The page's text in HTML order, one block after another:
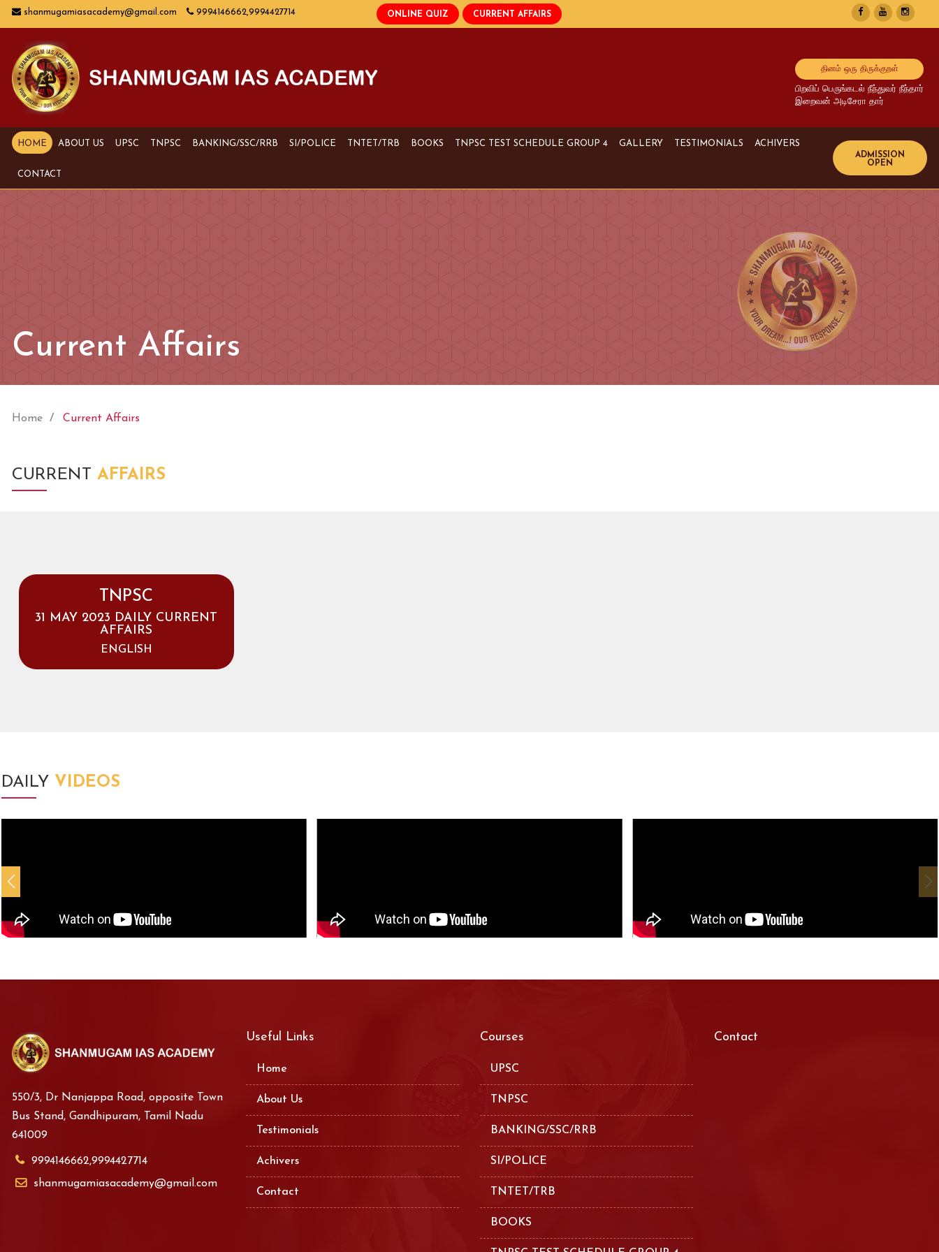
shanmugamiasacademy@gmail.com 9994146662,9994427714
தினம் ஒரு திருக்குறள்
பிறவிப் பெருங்கடல் நீந்துவர் நீந்தார்
இறைவன் அடிசேரா தார்
HOME ABOUT US UPSC TNPSC BANKING/SSC/RRB SI/POLICE TNTET/TRB BOOKS TNPSC TEST SCHEDULE GROUP 4 GALLERY TESTIMONIALS ACHIVERS
Bank Achivers
SI Achivers
TET Achivers
CONTACT
Current Affairs
Home Current Affairs
CURRENT AFFAIRS
TNPSC
31 MAY 2023 DAILY CURRENT
AFFAIRS
ENGLISH
DAILY VIDEOS
550/3, Dr Nanjappa Road, opposite Town
Bus Stand, Gandhipuram, Tamil Nadu
641009
9994146662,9994427714
shanmugamiasacademy@gmail.com
Useful Links
Home
About Us
Testimonials
Achivers
Contact
Courses
UPSC
TNPSC
BANKING/SSC/RRB
SI/POLICE
TNTET/TRB
BOOKS
Contact